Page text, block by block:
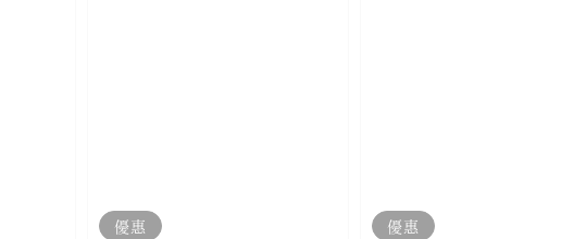
優惠 優惠